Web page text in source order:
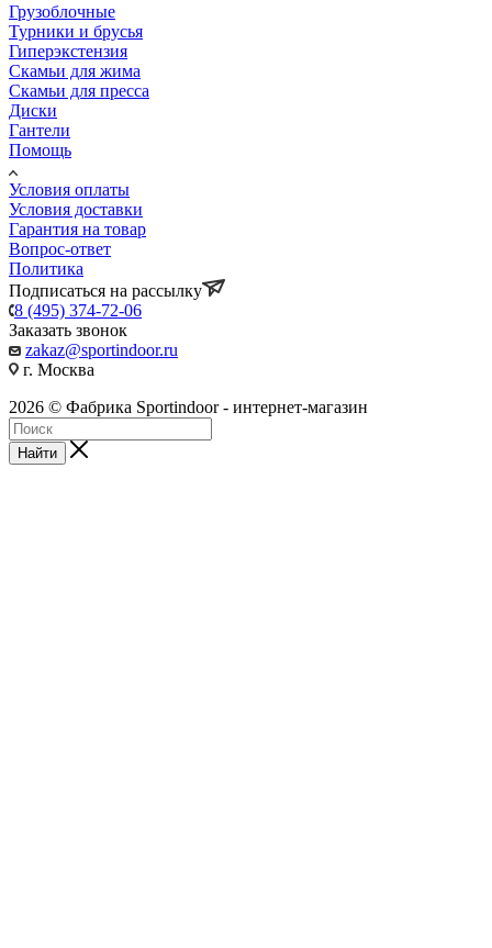
Грузоблочные
Турники и брусья
Гиперэкстензия
Скамьи для жима
Скамьи для пресса
Диски
Гантели
Помощь
Условия оплаты
Условия доставки
Гарантия на товар
Вопрос-ответ
Политика
Подписаться на рассылку
8 (495) 374-72-06
Заказать звонок
zakaz@sportindoor.ru
г. Москва
2026 © Фабрика Sportindoor - интернет-магазин
Найти